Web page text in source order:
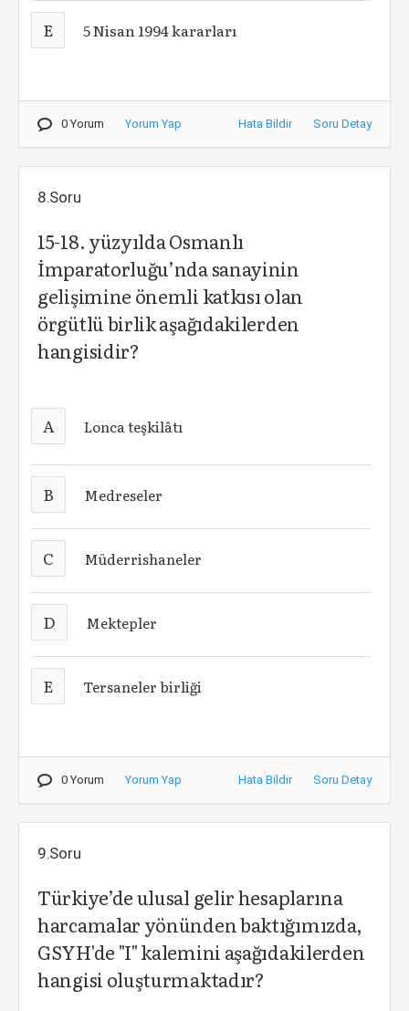
E 5 Nisan 1994 kararları
0 Yorum Yorum Yap Hata Bildir Soru Detay
8.Soru
15-18. yüzyılda Osmanlı
İmparatorluğu’nda sanayinin
gelişimine önemli katkısı olan
örgütlü birlik aşağıdakilerden
hangisidir?
A Lonca teşkilâtı
B Medreseler
C Müderrishaneler
D Mektepler
E Tersaneler birliği
0 Yorum Yorum Yap Hata Bildir Soru Detay
9.Soru
Türkiye’de ulusal gelir hesaplarına
harcamalar yönünden baktığımızda,
GSYH'de "I" kalemini aşağıdakilerden
hangisi oluşturmaktadır?